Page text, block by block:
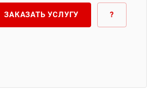
ЗАКАЗАТЬ УСЛУГУ ?